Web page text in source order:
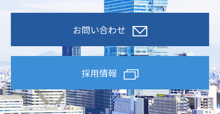
お問い合わせ
採用情報